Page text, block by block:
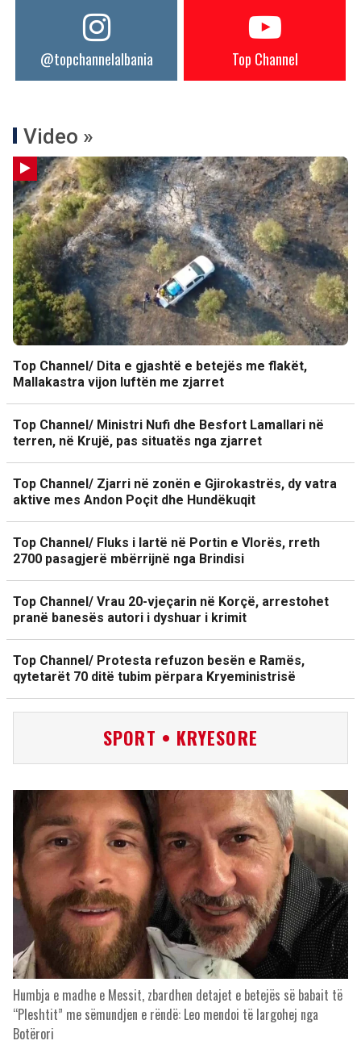
@topchannelalbania Top Channel
Video »
Top Channel/ Dita e gjashtë e betejës me flakët,
Mallakastra vijon luftën me zjarret
Top Channel/ Ministri Nufi dhe Besfort Lamallari në
terren, në Krujë, pas situatës nga zjarret
Top Channel/ Zjarri në zonën e Gjirokastrës, dy vatra
aktive mes Andon Poçit dhe Hundëkuqit
Top Channel/ Fluks i lartë në Portin e Vlorës, rreth
2700 pasagjerë mbërrijnë nga Brindisi
Top Channel/ Vrau 20-vjeçarin në Korçë, arrestohet
pranë banesës autori i dyshuar i krimit
Top Channel/ Protesta refuzon besën e Ramës,
qytetarët 70 ditë tubim përpara Kryeministrisë
SPORT • KRYESORE
Humbja e madhe e Messit, zbardhen detajet e betejës së babait të
“Pleshtit” me sëmundjen e rëndë: Leo mendoi të largohej nga
Botërori